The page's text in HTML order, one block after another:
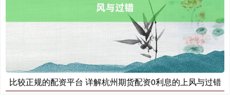
比较正规的配资平台 详解杭州期货配资0利息的上风与过错